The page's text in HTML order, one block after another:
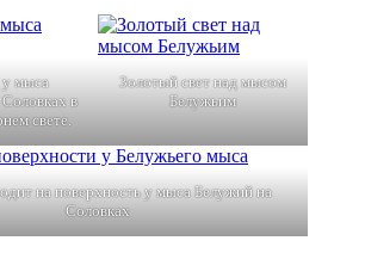
мыса
в
свете.
Золотый свет над мысом
Белужьим
на поверхность у мыса Белужий на
Соловках